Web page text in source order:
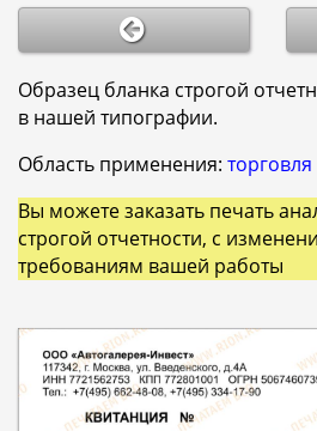
Образец бланка строгой
в нашей типографии.
Область применения: торговля
Вы можете заказать печать
строгой отчетности, с
требованиям вашей работы